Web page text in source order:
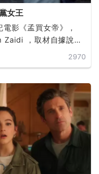
女王
影《孟買女帝》，
，取材自據說真
。原本出生富裕家 2970